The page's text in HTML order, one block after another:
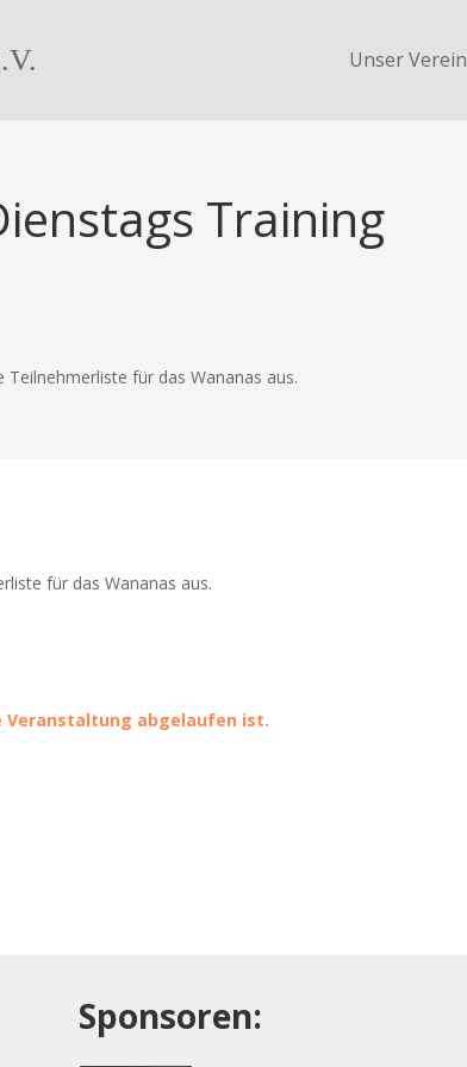
Unser Verein
Training
für das Wananas aus.
für das Wananas aus.
Veranstaltung abgelaufen ist.
Sponsoren: